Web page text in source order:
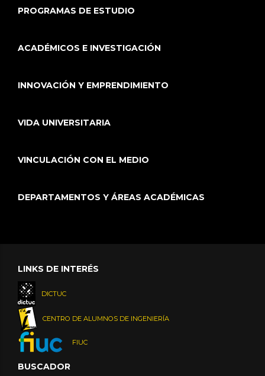
PROGRAMAS DE ESTUDIO
ACADÉMICOS E INVESTIGACIÓN
INNOVACIÓN Y EMPRENDIMIENTO
VIDA UNIVERSITARIA
VINCULACIÓN CON EL MEDIO
DEPARTAMENTOS Y ÁREAS ACADÉMICAS
LINKS DE INTERÉS
DICTUC
CENTRO DE ALUMNOS DE INGENIERÍA
FIUC
BUSCADOR